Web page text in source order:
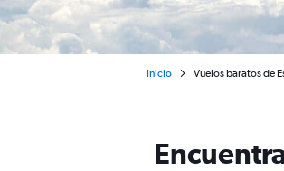
Inicio Vuelos baratos de